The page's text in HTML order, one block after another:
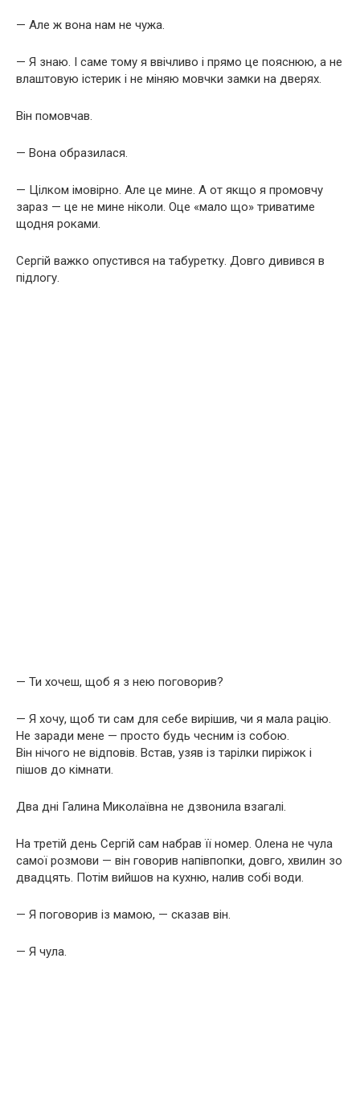
— Але ж вона нам не чужа.
— Я знаю. І саме тому я ввічливо і прямо це пояснюю, а не
влаштовую істерик і не міняю мовчки замки на дверях.
Він помовчав.
— Вона образилася.
— Цілком імовірно. Але це мине. А от якщо я промовчу
зараз — це не мине ніколи. Оце «мало що» триватиме
щодня роками.
Сергій важко опустився на табуретку. Довго дивився в
підлогу.
— Ти хочеш, щоб я з нею поговорив?
— Я хочу, щоб ти сам для себе вирішив, чи я мала рацію.
Не заради мене — просто будь чесним із собою.
Він нічого не відповів. Встав, узяв із тарілки пиріжок і
пішов до кімнати.
Два дні Галина Миколаївна не дзвонила взагалі.
На третій день Сергій сам набрав її номер. Олена не чула
самої розмови — він говорив напівпопки, довго, хвилин зо
двадцять. Потім вийшов на кухню, налив собі води.
— Я поговорив із мамою, — сказав він.
— Я чула.